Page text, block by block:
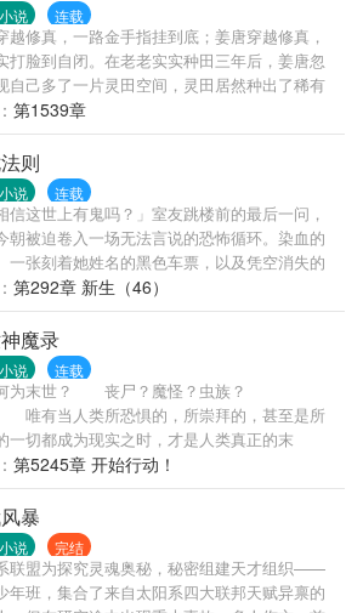
大宋的世界是我的羁绊，也是我的天空，只有
翔的鸟儿才晓得天空的含义。 皇帝说——借我
厦一角，与你母子安身。 铁心源说——滴水之
涌泉相报，不过你不能要求，我给你什么样的
你接受就是了。 我可能比你们所有人都聪明，
意义上来说，我就是先知，我就是哲人，我就
说 连载
越修真，一路金手指挂到底；姜唐穿越修真，
打脸到自闭。在老老实实种田三年后，姜唐忽
自己多了一片灵田空间，灵田居然种出了稀有
灵药，武功秘籍，甚至还有上古消失的宝贝！
唐也有了自己的金手指。多年以后，一不小心
种成了全能高手的姜唐飞升了，泪奔感言道
诚不欺我，金手指自来也。”
第1539章
则
说 连载
信这世上有鬼吗？」室友跳楼前的最后一问，
朝被迫卷入一场无法言说的恐怖循环。染血的
一张刻着她姓名的黑色车票，以及凭空消失的
云城火车站的504号储物柜，成了她通往死亡
。当诡异的列车停在鹿今朝的面前，她的选择
个。「不上车，死路一条。」握在手中的羊皮
警告。为了活命，鹿今朝踏上了这辆开往地狱
，迈入生与死的边缘。
第292章 新生（46）
魔录
说 连载
末世？ 丧尸？魔怪？虫族？
有当人类所恐惧的，所崇拜的，甚至是所
一切都成为现实之时，才是人类真正的末
气回涌，信仰重铸，这是神佛妖魔的饕餮
也是人类有史以来的最大浩劫！ 丧尸，异
子，怪形，妖精鬼怪，神魔仙佛，这一切的一
将降临于世！ 这是真正的末日，这是末
神魔纪元！ —————— 这是不冷的
书，已完本三本共1500太监，人品保证，新书
第5245章 开始行动！
暴
说 完结
联盟为探究灵魂奥秘，秘密组建天才组织——
年班，集合了来自太阳系四大联邦天赋异禀的